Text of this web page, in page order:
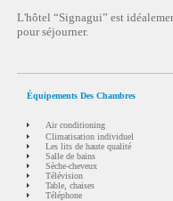
L'hôtel “Signagui” est
pour séjourner.
Équipements Des Chambres
Air conditioning
Climatisation individuel
Les lits de haute qualité
Salle de bains
Sèche-cheveux
Télévision
Table, chaises
Téléphone